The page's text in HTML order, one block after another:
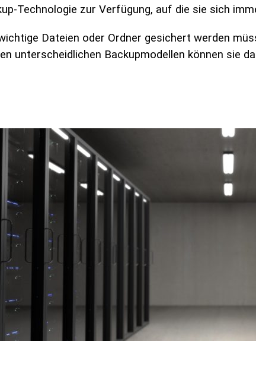
Technologie zur Verfügung, auf die sie sich
Dateien oder Ordner gesichert werden
unterscheidlichen Backupmodellen können sie